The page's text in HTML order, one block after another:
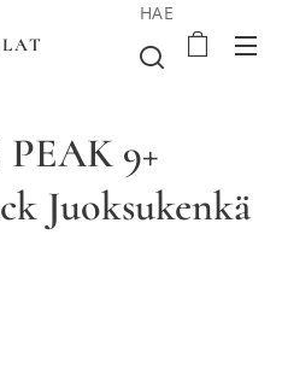
HAE
9+
Juoksukenkä